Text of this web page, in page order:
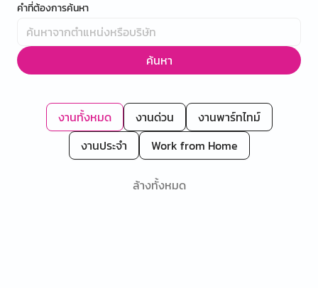
คำที่ต้องการค้นหา
ค้นหา
งานทั้งหมด งานด่วน
งานพาร์ทไทม์
งานประจำ
Work from Home
ล้างทั้งหมด